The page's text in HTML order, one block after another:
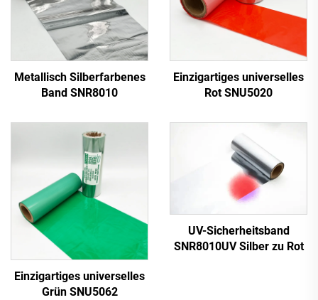
Metallisch Silberfarbenes
Band SNR8010
Einzigartiges universelles
Rot SNU5020
Einzigartiges universelles
Grün SNU5062
UV-Sicherheitsband
SNR8010UV Silber zu Rot